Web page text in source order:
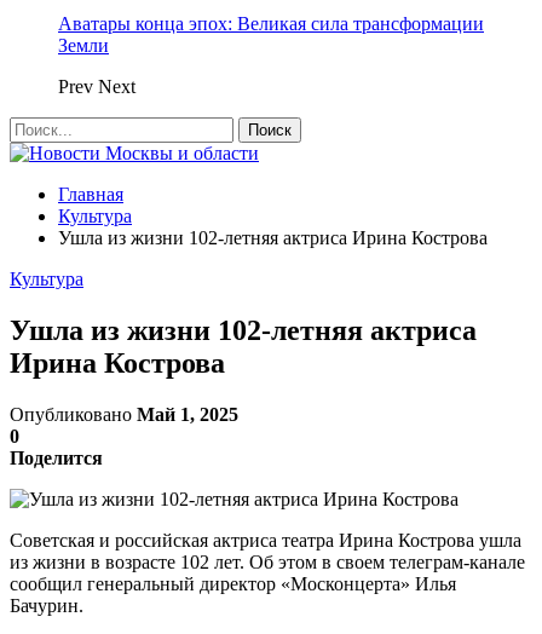
Аватары конца эпох: Великая сила трансформации
Земли
Prev Next
Главная
Культура
Ушла из жизни 102-летняя актриса Ирина Кострова
Культура
Ушла из жизни 102-летняя актриса
Ирина Кострова
Опубликовано Май 1, 2025
0
Поделится
Советская и российская актриса театра Ирина Кострова ушла
из жизни в возрасте 102 лет. Об этом в своем телеграм-канале
сообщил генеральный директор «Москонцерта» Илья
Бачурин.